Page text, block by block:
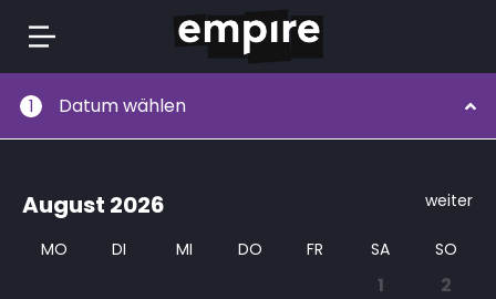
zum1 Datum wählen
weiter
August 2026
MO DI MI DO FR SA SO
1
2